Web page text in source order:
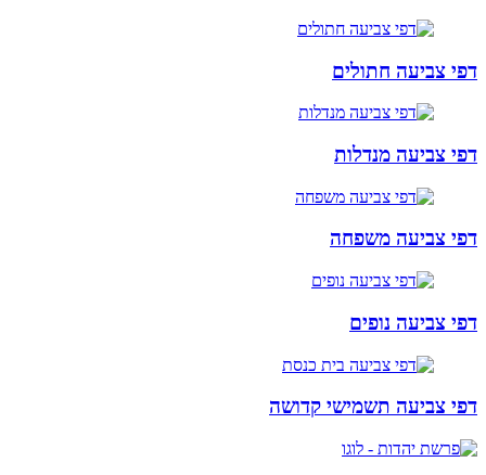
דפי צביעה חתולים
דפי צביעה מנדלות
דפי צביעה משפחה
דפי צביעה נופים
דפי צביעה תשמישי קדושה